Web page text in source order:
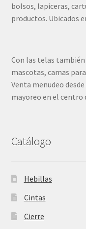
bolsos, lapiceras,
productos. Ubicados
Con las telas
mascotas, camas
Venta menudeo
mayoreo en el centro
Catálogo
Hebillas
Cintas
Cierre